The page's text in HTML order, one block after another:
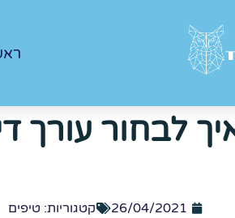
לבחור עורך
26/04/2021 קטגוריות: טיפים